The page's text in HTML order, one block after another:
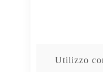
Utilizzo